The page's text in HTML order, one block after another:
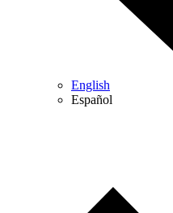
English
Español